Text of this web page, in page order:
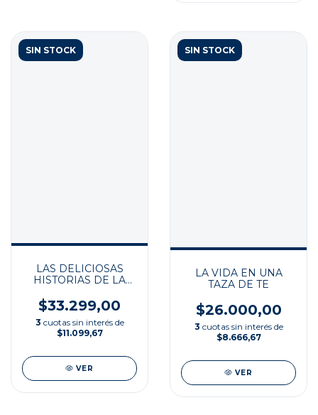
SIN STOCK
LAS DELICIOSAS
HISTORIAS DE LA
KAMOGAWA
$33.299,00
3 cuotas sin interés de
$11.099,67
VER
SIN STOCK
LA VIDA EN UNA
TAZA DE TE
$26.000,00
3 cuotas sin interés de
$8.666,67
VER